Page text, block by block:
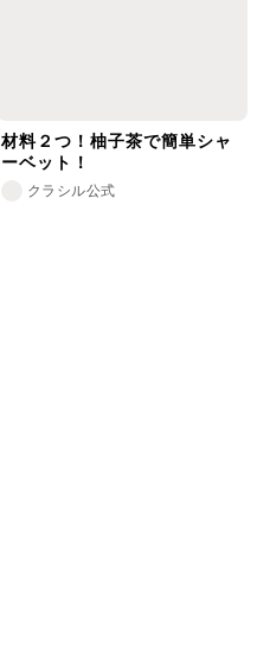
材料２つ！柚子茶で簡単シャ
ーベット！
クラシル公式